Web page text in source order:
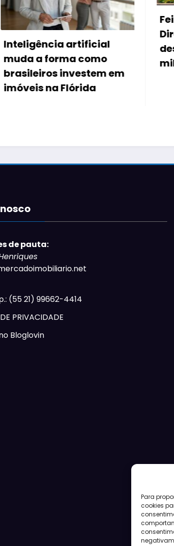
Para
cookies
em
Feirão de imóveis
Direcional e Riva
descontos de até
mil
de pauta:
(55 21) 99662-4414
PRIVACIDADE
Bloglovin